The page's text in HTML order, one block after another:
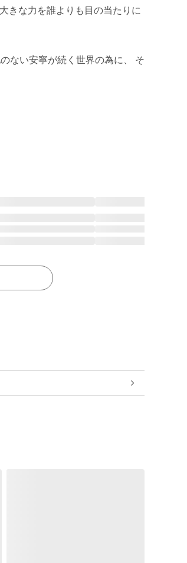
きな力を誰よりも目の当たりに
ない安寧が続く世界の為に、 そ